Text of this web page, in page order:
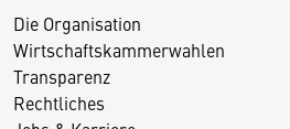
Die Organisation
Wirtschaftskammerwahlen
Transparenz
Rechtliches